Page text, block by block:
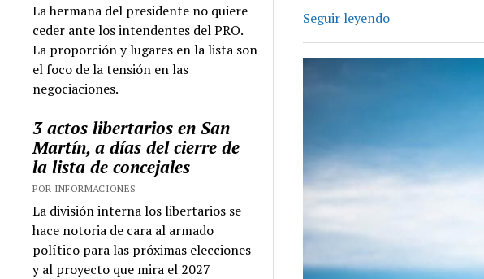
La hermana del presidente no quiere
ceder ante los intendentes del PRO.
La proporción y lugares en la lista son
el foco de la tensión en las
negociaciones.
3 actos libertarios en San
Martín, a días del cierre de
la lista de concejales
POR INFORMACIONES
La división interna los libertarios se
hace notoria de cara al armado
político para las próximas elecciones
y al proyecto que mira el 2027
Seguir leyendoUn
entre
La
Rioja